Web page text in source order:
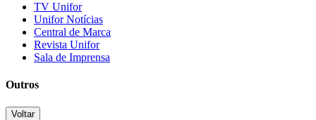
TV Unifor
Unifor Notícias
Central de Marca
Revista Unifor
Sala de Imprensa
Outros
Voltar